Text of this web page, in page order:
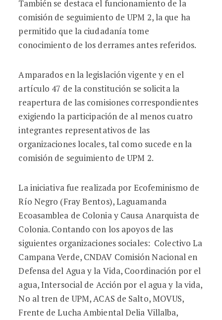
También se destaca el funcionamiento de la
comisión de seguimiento de UPM 2, la que ha
permitido que la ciudadanía tome
conocimiento de los derrames antes referidos.
Amparados en la legislación vigente y en el
artículo 47 de la constitución se solicita la
reapertura de las comisiones correspondientes
exigiendo la participación de al menos cuatro
integrantes representativos de las
organizaciones locales, tal como sucede en la
comisión de seguimiento de UPM 2.
La iniciativa fue realizada por Ecofeminismo de
Río Negro (Fray Bentos), Laguamanda
Ecoasamblea de Colonia y Causa Anarquista de
Colonia. Contando con los apoyos de las
siguientes organizaciones sociales: Colectivo La
Campana Verde, CNDAV Comisión Nacional en
Defensa del Agua y la Vida, Coordinación por el
agua, Intersocial de Acción por el agua y la vida,
No al tren de UPM, ACAS de Salto, MOVUS,
Frente de Lucha Ambiental Delia Villalba,